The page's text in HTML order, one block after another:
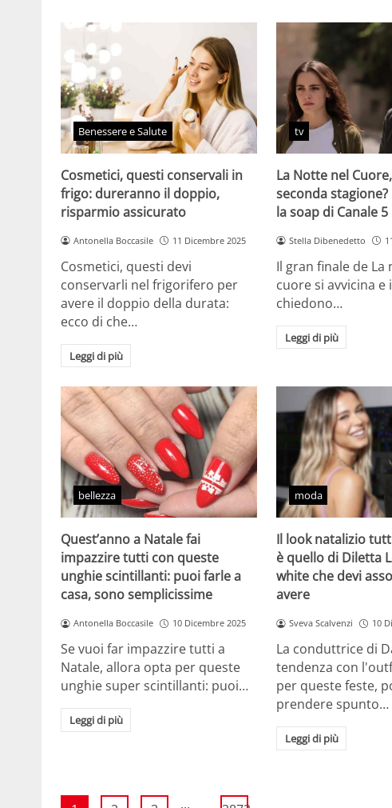
Benessere e Salute
Cosmetici, questi conservali in
frigo: dureranno il doppio,
risparmio assicurato
Antonella Boccasile 11 Dicembre 2025
Cosmetici, questi devi
conservarli nel frigorifero per
avere il doppio della durata:
ecco di che…
Leggi di più
tv
La Notte nel
seconda
la soap di Canale 5
Stella Dibenedetto
Il gran finale de La
cuore si avvicina e
chiedono…
Leggi di più
bellezza
Quest’anno a Natale fai
impazzire tutti con queste
unghie scintillanti: puoi farle a
casa, sono semplicissime
Antonella Boccasile 10 Dicembre 2025
Se vuoi far impazzire tutti a
Natale, allora opta per queste
unghie super scintillanti: puoi…
Leggi di più
moda
Il look natalizio
è quello di Diletta
white che devi
avere
Sveva Scalvenzi 10
La conduttrice di
tendenza con
per queste feste,
prendere spunto…
Leggi di più
...